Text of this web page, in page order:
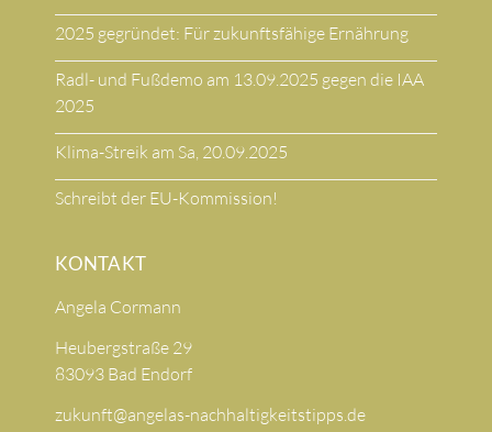
2025 gegründet: Für zukunftsfähige Ernährung
Radl- und Fußdemo am 13.09.2025 gegen die IAA
2025
Klima-Streik am Sa, 20.09.2025
Schreibt der EU-Kommission!
KONTAKT
Angela Cormann
Heubergstraße 29
83093 Bad Endorf
zukunft@angelas-nachhaltigkeitstipps.de